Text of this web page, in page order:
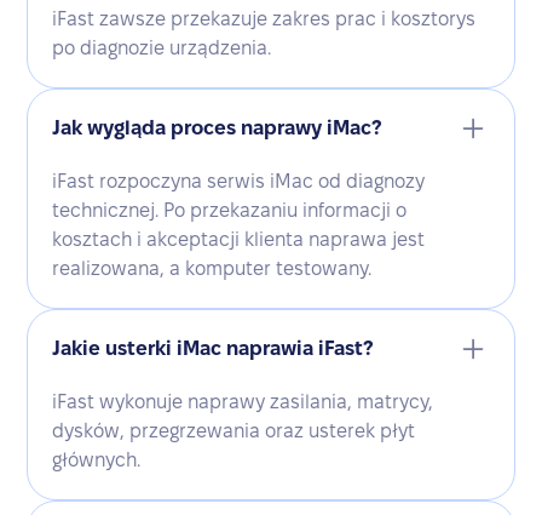
iFast zawsze przekazuje zakres prac i kosztorys
po diagnozie urządzenia.
Jak wygląda proces naprawy iMac?
iFast rozpoczyna serwis iMac od diagnozy
technicznej. Po przekazaniu informacji o
kosztach i akceptacji klienta naprawa jest
realizowana, a komputer testowany.
Jakie usterki iMac naprawia iFast?
iFast wykonuje naprawy zasilania, matrycy,
dysków, przegrzewania oraz usterek płyt
głównych.